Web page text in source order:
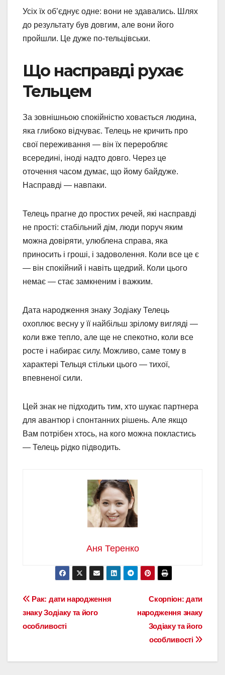
Усіх їх об’єднує одне: вони не здавались. Шлях
до результату був довгим, але вони його
пройшли. Це дуже по-тельцівськи.
Що насправді рухає
Тельцем
За зовнішньою спокійністю ховається людина,
яка глибоко відчуває. Телець не кричить про
свої переживання — він їх переробляє
всередині, іноді надто довго. Через це
оточення часом думає, що йому байдуже.
Насправді — навпаки.
Телець прагне до простих речей, які насправді
не прості: стабільний дім, люди поруч яким
можна довіряти, улюблена справа, яка
приносить і гроші, і задоволення. Коли все це є
— він спокійний і навіть щедрий. Коли цього
немає — стає замкненим і важким.
Дата народження знаку Зодіаку Телець
охоплює весну у її найбільш зрілому вигляді —
коли вже тепло, але ще не спекотно, коли все
росте і набирає силу. Можливо, саме тому в
характері Тельця стільки цього — тихої,
впевненої сили.
Цей знак не підходить тим, хто шукає партнера
для авантюр і спонтанних рішень. Але якщо
Вам потрібен хтось, на кого можна покластись
— Телець рідко підводить.
Аня Теренко
Навігація
записів
Скорпіон: дати
народження знаку
Зодіаку та його
особливості
Рак: дати народження
знаку Зодіаку та його
особливості